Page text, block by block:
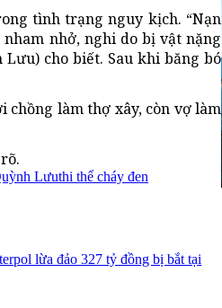
tình trạng nguy kịch. “Nạn
nhở, nghi do bị vật nặng
Lưu) cho biết. Sau khi băng bó
chồng làm thợ xây, còn vợ làm
Lưuthi thể cháy đen
lừa đảo 327 tỷ đồng bị bắt tại